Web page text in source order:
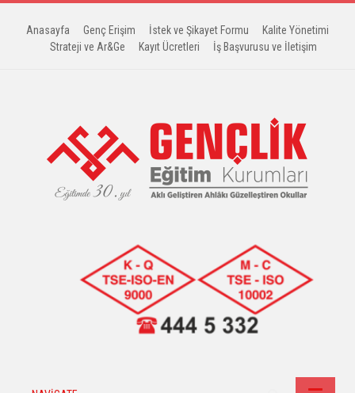
Anasayfa Genç Erişim İstek ve Şikayet Formu
Kalite Yönetimi
Strateji ve Ar&Ge
Kayıt Ücretleri İş Başvurusu ve İletişim